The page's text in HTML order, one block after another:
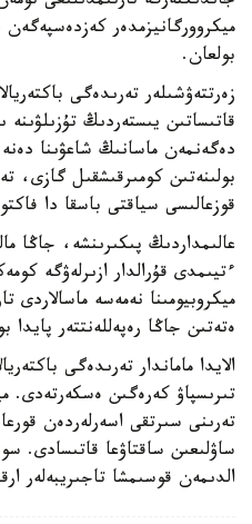
ميكروورگانيزمدەر
بولعان.
زەرتتەۋشىلەر تەرىدەگى
قاتىساتىن يىستەردىڭ
دەگەنمەن ماسانىڭ شاعۋىنا
بولىنەتىن كومىرقىشقىل گازى،
قوزعالىسى سياقتى باسقا دا
عالىمداردىڭ پىكىرىنشە، جاڭا
ءتيىمدى قۇرالدار ازىرلەۋگە
ميكروبيومىنا نەمەسە ماسالاردى
ەتەتىن جاڭا رەپەللەنتتەر پايدا
الايدا ماماندار تەرىدەگى
تىرىسپاۋ كەرەگىن ەسكەرتەدى.
تەرىنى سىرتقى اسەرلەردەن
ساۋلىعىن ساقتاۋعا قاتىسادى.
الدىمەن قوسىمشا تاجىريبەلەر